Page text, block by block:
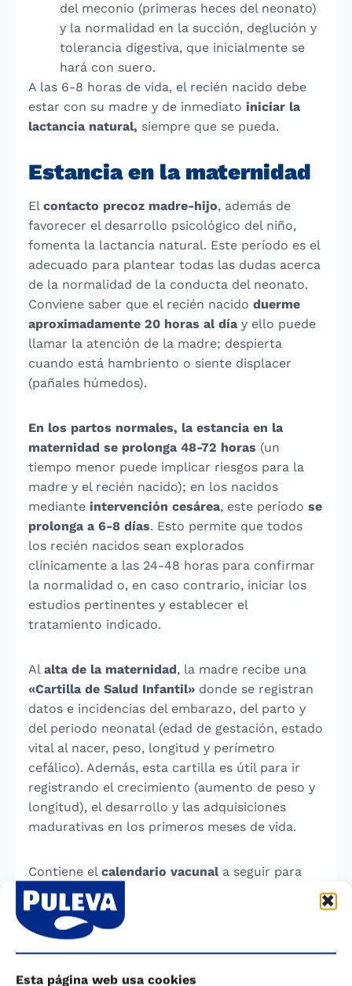
Esta página web usa cookies
del meconio (primeras heces del neonato)
y la normalidad en la succión, deglución y
tolerancia digestiva, que inicialmente se
hará con suero.
A las 6-8 horas de vida, el recién nacido debe
estar con su madre y de inmediato iniciar la
lactancia natural, siempre que se pueda.
Estancia en la maternidad
El contacto precoz madre-hijo, además de
favorecer el desarrollo psicológico del niño,
fomenta la lactancia natural. Este período es el
adecuado para plantear todas las dudas acerca
de la normalidad de la conducta del neonato.
Conviene saber que el recién nacido duerme
aproximadamente 20 horas al día y ello puede
llamar la atención de la madre; despierta
cuando está hambriento o siente displacer
(pañales húmedos).
En los partos normales, la estancia en la
maternidad se prolonga 48-72 horas (un
tiempo menor puede implicar riesgos para la
madre y el recién nacido); en los nacidos
mediante intervención cesárea, este período se
prolonga a 6-8 días. Esto permite que todos
los recién nacidos sean explorados
clínicamente a las 24-48 horas para confirmar
la normalidad o, en caso contrario, iniciar los
estudios pertinentes y establecer el
tratamiento indicado.
Al alta de la maternidad, la madre recibe una
«Cartilla de Salud Infantil» donde se registran
datos e incidencias del embarazo, del parto y
del periodo neonatal (edad de gestación, estado
vital al nacer, peso, longitud y perímetro
cefálico). Además, esta cartilla es útil para ir
registrando el crecimiento (aumento de peso y
longitud), el desarrollo y las adquisiciones
madurativas en los primeros meses de vida.
Contiene el calendario vacunala seguir para
proteger al niño frente a enfermedades que se
pueden prevenir. Así mismo, aporta información
de losprincipales cuidados
su hijo (cuidado del ombligo o cordón umbilical,